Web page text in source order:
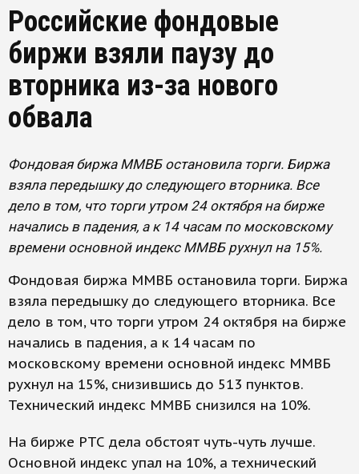
Российские фондовые
биржи взяли паузу до
вторника из-за нового
обвала
Фондовая биржа ММВБ остановила торги. Биржа
взяла передышку до следующего вторника. Все
дело в том, что торги утром 24 октября на бирже
начались в падения, а к 14 часам по московскому
времени основной индекс ММВБ рухнул на 15%.
Фондовая биржа ММВБ остановила торги. Биржа
взяла передышку до следующего вторника. Все
дело в том, что торги утром 24 октября на бирже
начались в падения, а к 14 часам по
московскому времени основной индекс ММВБ
рухнул на 15%, снизившись до 513 пунктов.
Технический индекс ММВБ снизился на 10%.
На бирже РТС дела обстоят чуть-чуть лучше.
Основной индекс упал на 10%, а технический